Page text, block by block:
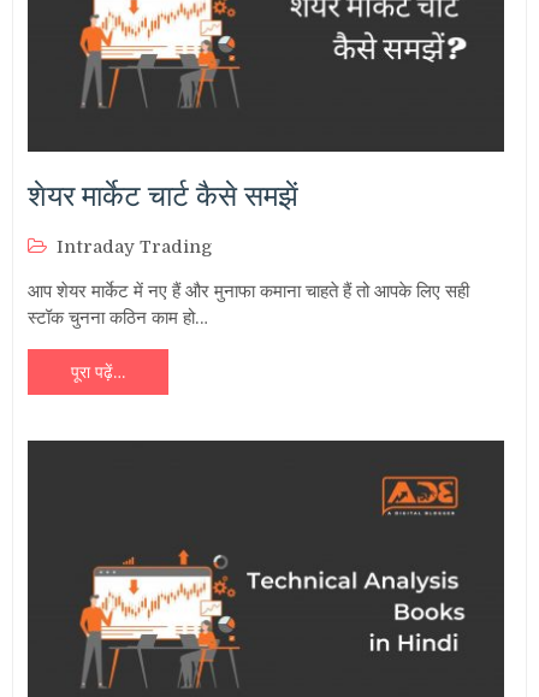
शेयर मार्केट चार्ट कैसे समझें
Intraday Trading
आप शेयर मार्केट में नए हैं और मुनाफा कमाना चाहते हैं तो आपके लिए सही
स्टॉक चुनना कठिन काम हो…
पूरा पढ़ें…